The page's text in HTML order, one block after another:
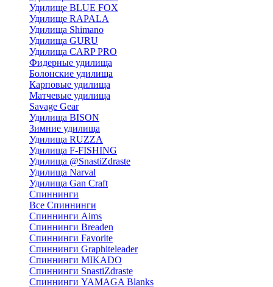
Удилище BLUE FOX
Удилище RAPALA
Удилища Shimano
Удилища GURU
Удилища CARP PRO
Фидерные удилища
Болонские удилища
Карповые удилища
Матчевые удилища
Savage Gear
Удилища BISON
Зимние удилища
Удилища RUZZA
Удилища F-FISHING
Удилища @SnastiZdraste
Удилища Narval
Удилища Gan Craft
Спиннинги
Все Спиннинги
Спиннинги Aims
Спиннинги Breaden
Спиннинги Favorite
Спиннинги Graphiteleader
Спиннинги MIKADO
Спиннинги SnastiZdraste
Спиннинги YAMAGA Blanks